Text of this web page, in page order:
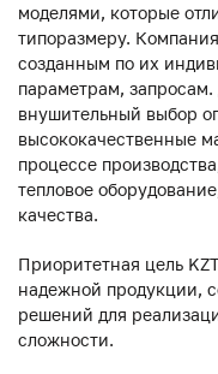
моделями, которые
типоразмеру.
созданным по их
параметрам,
внушительный выбор
высококачественные
процессе
тепловое
качества.
Приоритетная цель
надежной продукции,
решений для
сложности.